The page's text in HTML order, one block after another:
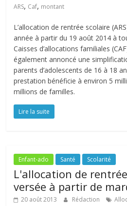
ARS, Caf, montant
L’allocation de rentrée scolaire
année à partir du 19 août 2014 à
Caisses d’allocations familiales
également annoncé une
parents d’adolescents de 16 à 18
prestation bénéficie à environ 5
millions de familles.
Lire la suite
Enfant-ado Santé Scolarité
L'allocation de
versée à partir de
20 août 2013 Rédaction